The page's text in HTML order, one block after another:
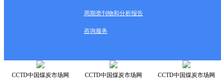
周期类刊物和分析报告
咨询服务
CCTD中国煤炭市场网
CCTD中国煤炭市场网
CCTD中国煤炭市场网